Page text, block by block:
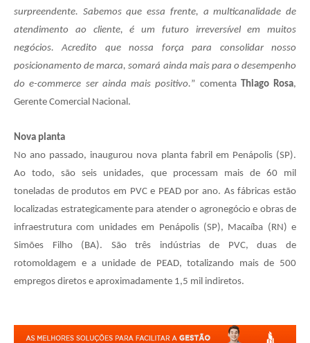
surpreendente. Sabemos que essa frente, a multicanalidade de
atendimento ao cliente, é um futuro irreversível em muitos
negócios. Acredito que nossa força para consolidar nosso
posicionamento de marca, somará ainda mais para o desempenho
do e-commerce ser ainda mais positivo.” comenta Thiago Rosa,
Gerente Comercial Nacional.
Nova planta
No ano passado, inaugurou nova planta fabril em Penápolis (SP).
Ao todo, são seis unidades, que processam mais de 60 mil
toneladas de produtos em PVC e PEAD por ano. As fábricas estão
localizadas estrategicamente para atender o agronegócio e obras de
infraestrutura com unidades em Penápolis (SP), Macaíba (RN) e
Simões Filho (BA). São três indústrias de PVC, duas de
rotomoldagem e a unidade de PEAD, totalizando mais de 500
empregos diretos e aproximadamente 1,5 mil indiretos.